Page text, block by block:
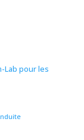
Lab pour les